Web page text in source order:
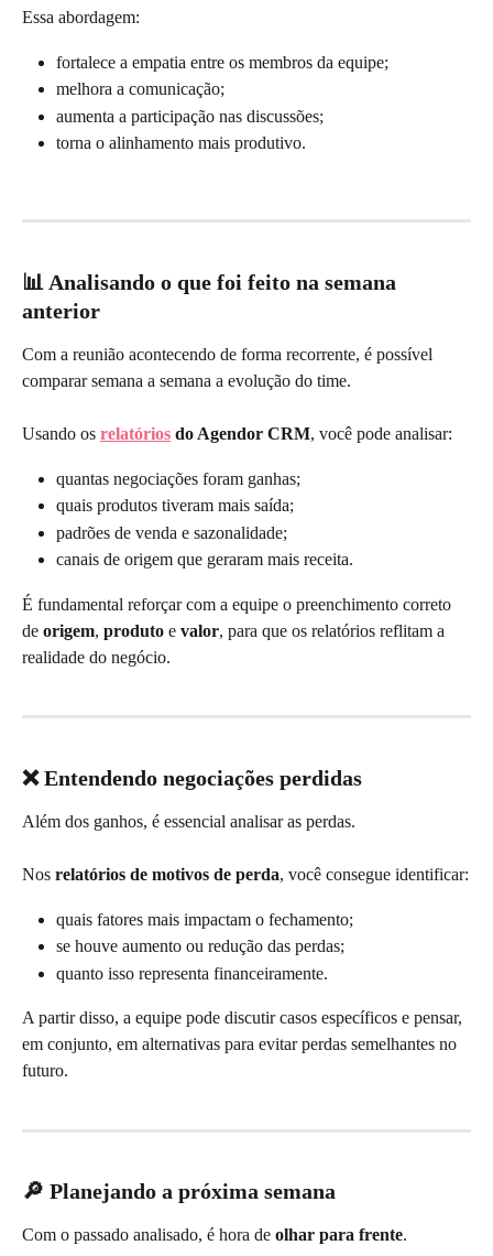
Essa abordagem:
fortalece a empatia entre os membros da equipe;
melhora a comunicação;
aumenta a participação nas discussões;
torna o alinhamento mais produtivo.
📊 Analisando o que foi feito na semana
anterior
Com a reunião acontecendo de forma recorrente, é possível
comparar semana a semana a evolução do time.
Usando os relatórios do Agendor CRM, você pode analisar:
quantas negociações foram ganhas;
quais produtos tiveram mais saída;
padrões de venda e sazonalidade;
canais de origem que geraram mais receita.
É fundamental reforçar com a equipe o preenchimento correto
de origem, produto e valor, para que os relatórios reflitam a
realidade do negócio.
❌ Entendendo negociações perdidas
Além dos ganhos, é essencial analisar as perdas.
Nos relatórios de motivos de perda, você consegue identificar:
quais fatores mais impactam o fechamento;
se houve aumento ou redução das perdas;
quanto isso representa financeiramente.
A partir disso, a equipe pode discutir casos específicos e pensar,
em conjunto, em alternativas para evitar perdas semelhantes no
futuro.
🔎 Planejando a próxima semana
Com o passado analisado, é hora de olhar para frente.